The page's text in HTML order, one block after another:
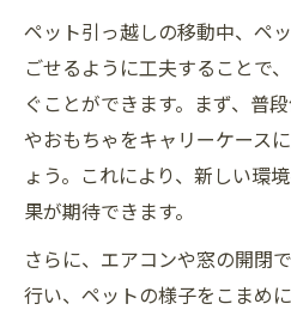
ペット引っ越しの移動中、ペ
ごせるように工夫することで
ぐことができます。まず、普
やおもちゃをキャリーケース
ょう。これにより、新しい環
果が期待できます。
さらに、エアコンや窓の開閉
行い、ペットの様子をこまめ